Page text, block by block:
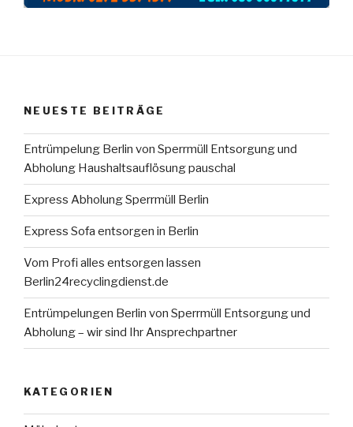
NEUESTE BEITRÄGE
Entrümpelung Berlin von Sperrmüll Entsorgung und
Abholung Haushaltsauflösung pauschal
Express Abholung Sperrmüll Berlin
Express Sofa entsorgen in Berlin
Vom Profi alles entsorgen lassen
Berlin24recyclingdienst.de
Entrümpelungen Berlin von Sperrmüll Entsorgung und
Abholung – wir sind Ihr Ansprechpartner
KATEGORIEN